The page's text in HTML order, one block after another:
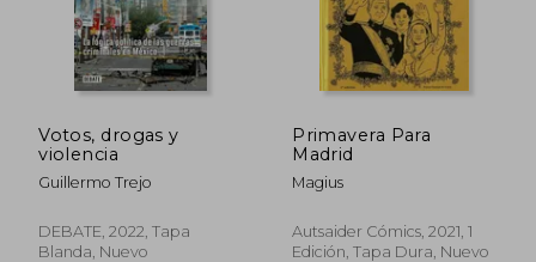
Votos, drogas y
violencia
Guillermo Trejo
DEBATE, 2022, Tapa
Blanda, Nuevo
Primavera Para
Madrid
Magius
Autsaider Cómics, 2021, 1
Edición, Tapa Dura, Nuevo